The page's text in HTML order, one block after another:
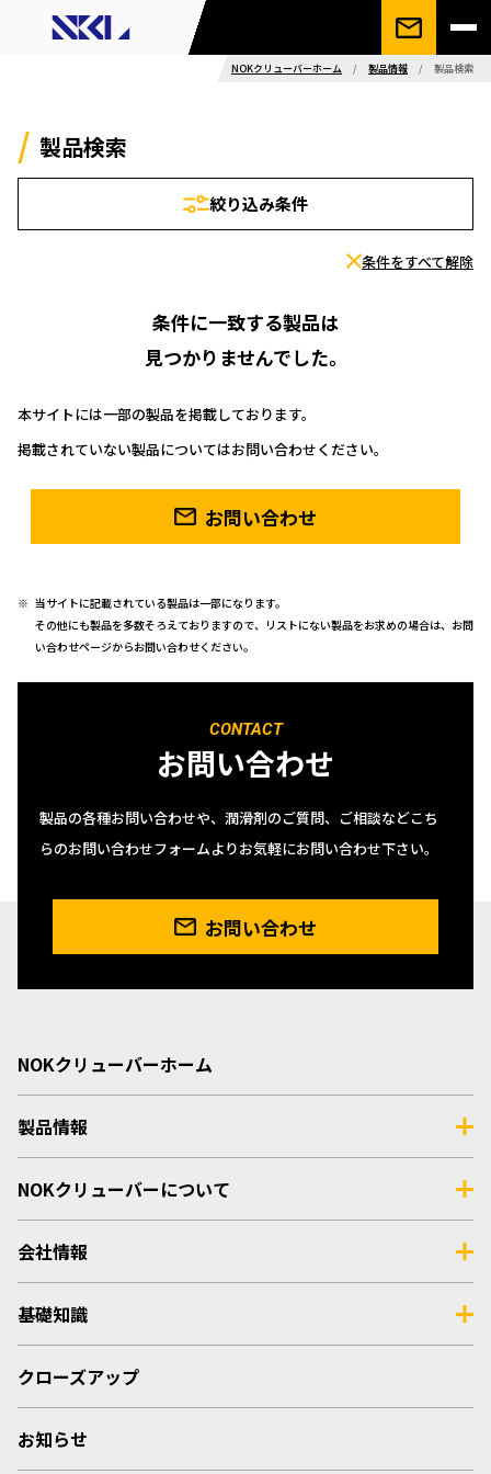
NOKクリューバーホーム / 製品情報 / 製品検索
製品検索
絞り込み条件
条件をすべて解除
条件に一致する製品は
見つかりませんでした。
本サイトには一部の製品を掲載しております。
掲載されていない製品についてはお問い合わせください。
お問い合わせ
当サイトに記載されている製品は一部になります。
その他にも製品を多数そろえておりますので、リストにない製品をお求めの場合は、お問
い合わせページからお問い合わせください。
CONTACT
お問い合わせ
製品の各種お問い合わせや、潤滑剤のご質問、ご相談などこち
らのお問い合わせフォームよりお気軽にお問い合わせ下さい。
お問い合わせ
NOKクリューバーホーム
製品情報
NOKクリューバーについて
会社情報
基礎知識
クローズアップ
お知らせ